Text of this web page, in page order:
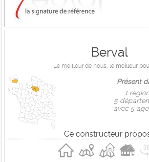
Berval
Le meilleur de nous, le meilleur
Présent
1
5
avec 5
Ce constructeur